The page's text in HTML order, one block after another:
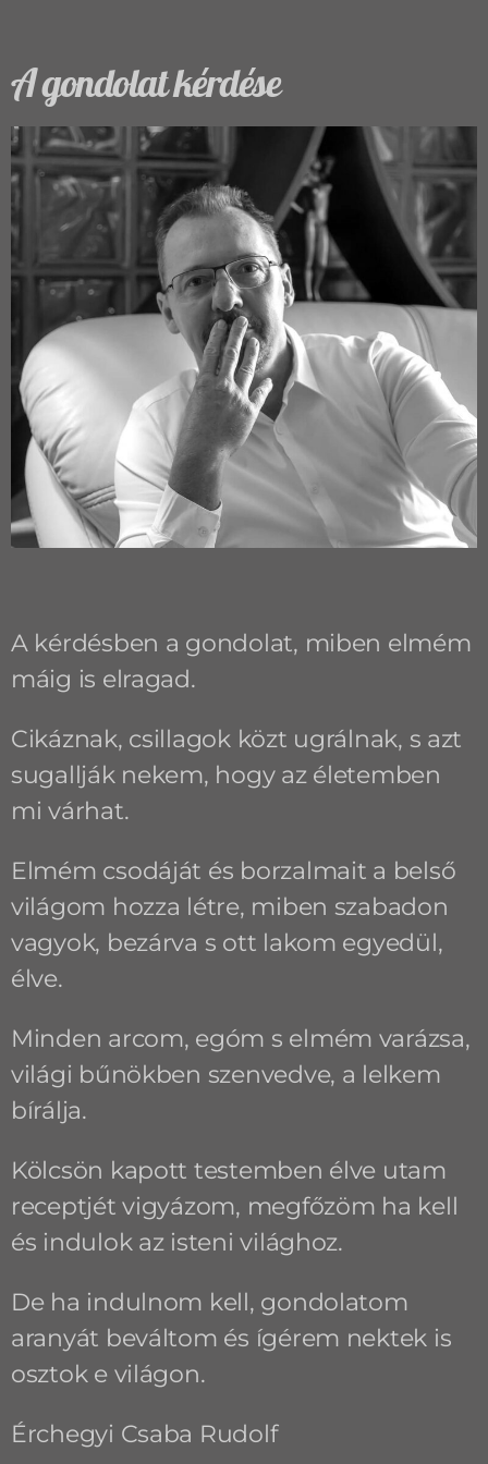
A gondolat kérdése
A kérdésben a gondolat, miben elmém
máig is elragad.
Cikáznak, csillagok közt ugrálnak, s azt
sugallják nekem, hogy az életemben
mi várhat.
Elmém csodáját és borzalmait a belső
világom hozza létre, miben szabadon
vagyok, bezárva s ott lakom egyedül,
élve.
Minden arcom, egóm s elmém varázsa,
világi bűnökben szenvedve, a lelkem
bírálja.
Kölcsön kapott testemben élve utam
receptjét vigyázom, megfőzöm ha kell
és indulok az isteni világhoz.
De ha indulnom kell, gondolatom
aranyát beváltom és ígérem nektek is
osztok e világon.
Érchegyi Csaba Rudolf